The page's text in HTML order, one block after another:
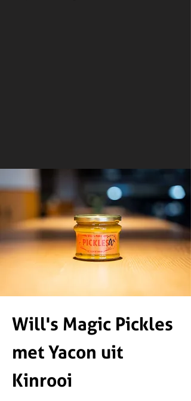
Will's Magic Pickles
met Yacon uit
Kinrooi